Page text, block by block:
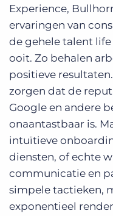
Experience,
ervaringen van
de gehele talent
ooit. Zo behalen
positieve
zorgen dat de
Google en andere
onaantastbaar is.
intuïtieve
diensten, of echte
communicatie en
simpele tactieken,
exponentieel